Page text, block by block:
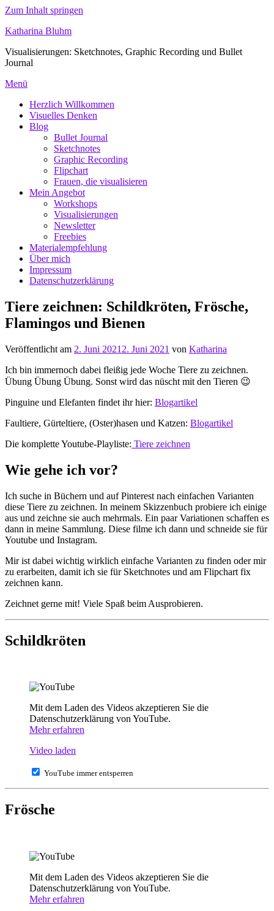
Zum Inhalt springen
Katharina Bluhm
Visualisierungen: Sketchnotes, Graphic Recording und Bullet
Journal
Menü
Herzlich Willkommen
Visuelles Denken
Blog
Bullet Journal
Sketchnotes
Graphic Recording
Flipchart
Frauen, die visualisieren
Mein Angebot
Workshops
Visualisierungen
Newsletter
Freebies
Materialempfehlung
Über mich
Impressum
Datenschutzerklärung
Tiere zeichnen: Schildkröten, Frösche,
Flamingos und Bienen
Veröffentlicht am 2. Juni 2021 2. Juni 2021 von Katharina
Ich bin immernoch dabei fleißig jede Woche Tiere zu zeichnen.
Übung Übung Übung. Sonst wird das nüscht mit den Tieren 😉
Pinguine und Elefanten findet ihr hier: Blogartikel
Faultiere, Gürteltiere, (Oster)hasen und Katzen: Blogartikel
Die komplette Youtube-Playliste: Tiere zeichnen
Wie gehe ich vor?
Ich suche in Büchern und auf Pinterest nach einfachen Varianten
diese Tiere zu zeichnen. In meinem Skizzenbuch probiere ich einige
aus und zeichne sie auch mehrmals. Ein paar Variationen schaffen es
dann in meine Sammlung. Diese filme ich dann und schneide sie für
Youtube und Instagram.
Mir ist dabei wichtig wirklich einfache Varianten zu finden oder mir
zu erarbeiten, damit ich sie für Sketchnotes und am Flipchart fix
zeichnen kann.
Zeichnet gerne mit! Viele Spaß beim Ausprobieren.
Schildkröten
Mit dem Laden des Videos akzeptieren Sie die
Datenschutzerklärung von YouTube.
Mehr erfahren
Video laden
YouTube immer entsperren
Frösche
Mit dem Laden des Videos akzeptieren Sie die
Datenschutzerklärung von YouTube.
Mehr erfahren